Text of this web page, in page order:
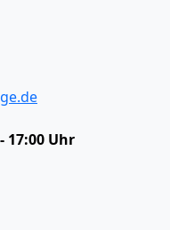
17:00 Uhr